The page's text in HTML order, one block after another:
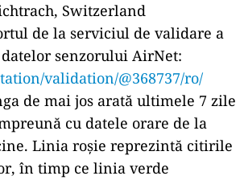
Switzerland
de la serviciul de validare a
senzorului AirNet:
validation/@368737/ro/
de mai jos arată ultimele 7 zile
cu datele orare de la
Linia roșie reprezintă citirile
în timp ce linia verde